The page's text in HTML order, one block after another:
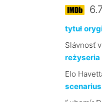
tytuł
Slávnosť
reżyseria
Elo